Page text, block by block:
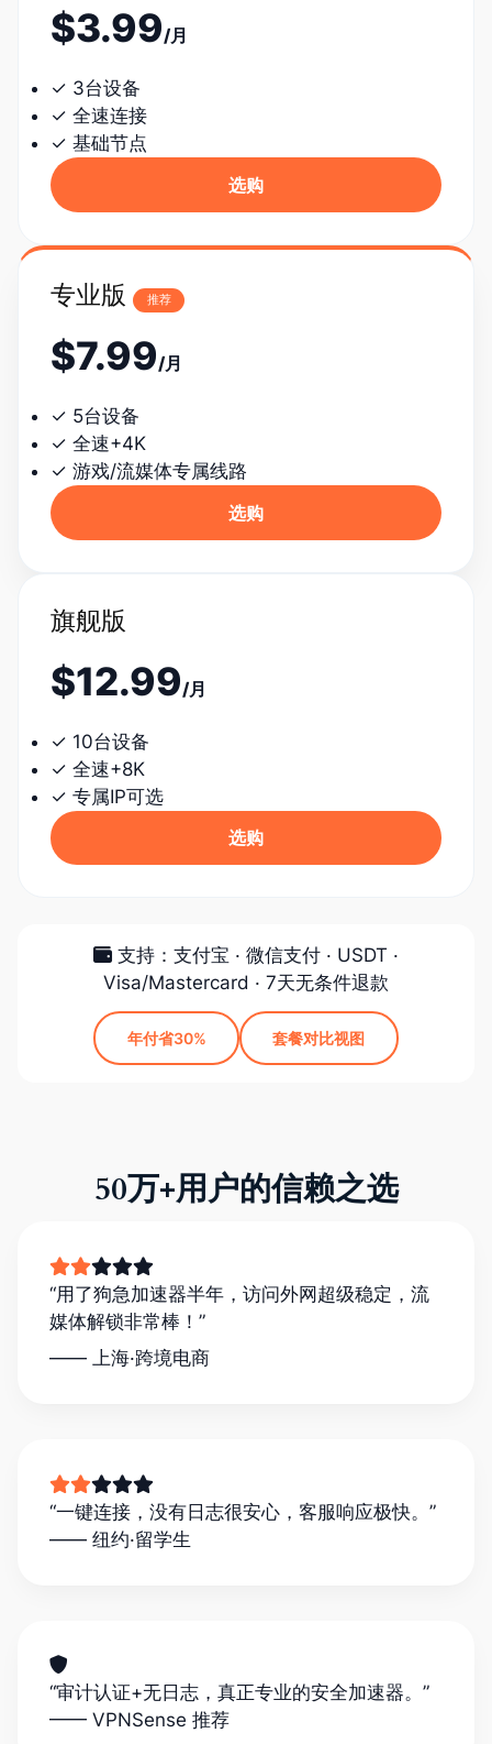
$3.99/月
✓ 3台设备
✓ 全速连接
✓ 基础节点
选购
专业版 推荐
$7.99/月
✓ 5台设备
✓ 全速+4K
✓ 游戏/流媒体专属线路
选购
旗舰版
$12.99/月
✓ 10台设备
✓ 全速+8K
✓ 专属IP可选
选购
支持：支付宝 · 微信支付 · USDT ·
Visa/Mastercard · 7天无条件退款
年付省30% 套餐对比视图
50万+用户的信赖之选
“用了狗急加速器半年，访问外网超级稳定，流
媒体解锁非常棒！”
—— 上海·跨境电商
“一键连接，没有日志很安心，客服响应极快。”
—— 纽约·留学生
“审计认证+无日志，真正专业的安全加速器。”
—— VPNSense 推荐